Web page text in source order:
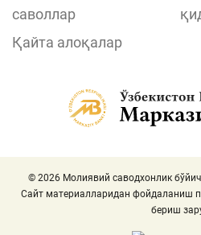
саволлар
Қайта алоқалар
© 2026 Молиявий саводхонлик
Сайт материалларидан фойдаланиш
бериш